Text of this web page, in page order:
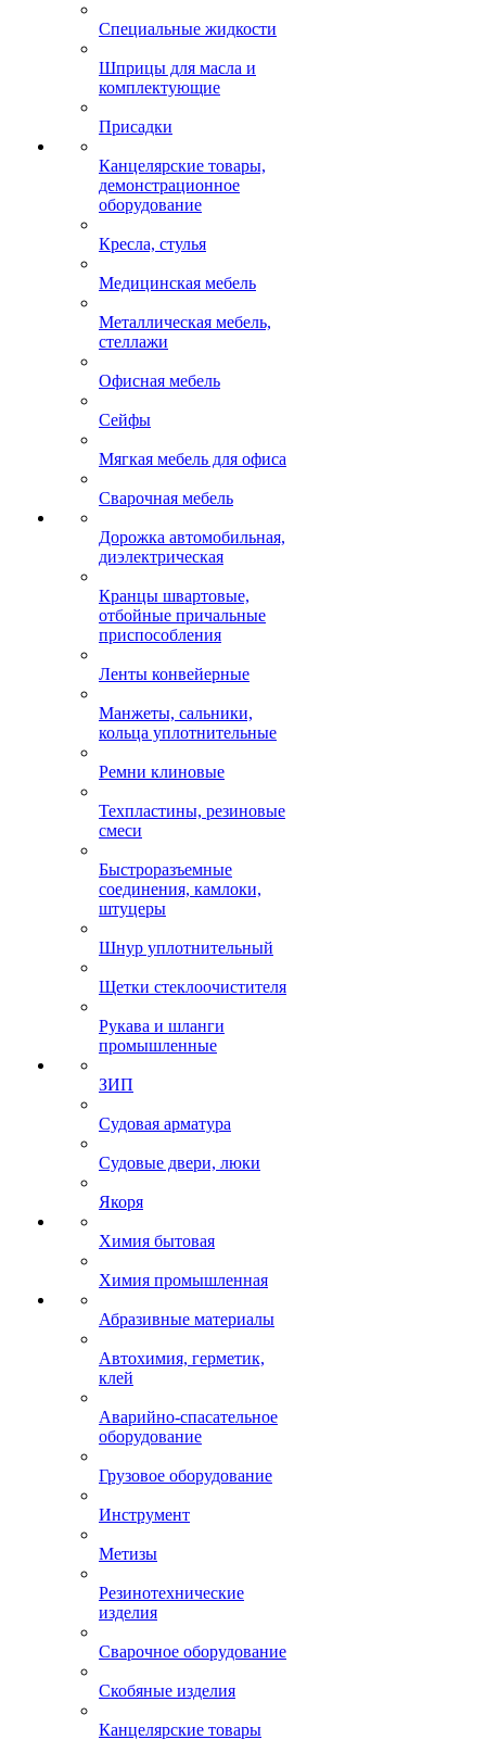
Специальные жидкости
Шприцы для масла и
комплектующие
Присадки
Канцелярские товары,
демонстрационное
оборудование
Кресла, стулья
Медицинская мебель
Металлическая мебель,
стеллажи
Офисная мебель
Сейфы
Мягкая мебель для офиса
Сварочная мебель
Дорожка автомобильная,
диэлектрическая
Кранцы швартовые,
отбойные причальные
приспособления
Ленты конвейерные
Манжеты, сальники,
кольца уплотнительные
Ремни клиновые
Техпластины, резиновые
смеси
Быстроразъемные
соединения, камлоки,
штуцеры
Шнур уплотнительный
Щетки стеклоочистителя
Рукава и шланги
промышленные
ЗИП
Судовая арматура
Судовые двери, люки
Якоря
Химия бытовая
Химия промышленная
Абразивные материалы
Автохимия, герметик,
клей
Аварийно-спасательное
оборудование
Грузовое оборудование
Инструмент
Метизы
Резинотехнические
изделия
Сварочное оборудование
Скобяные изделия
Канцелярские товары